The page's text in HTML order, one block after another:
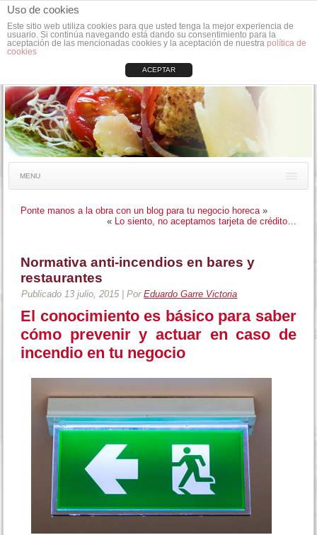
Uso de cookies
Este sitio web utiliza cookies para que usted tenga la mejor experiencia de
usuario. Si continúa navegando está dando su consentimiento para la
aceptación de las mencionadas cookies y la aceptación de nuestra política de
cookies
ACEPTAR
MENU
Ponte manos a la obra con un blog para tu negocio horeca»
« Lo siento, no aceptamos tarjeta de crédito…
Normativa anti-incendios en bares y
restaurantes
Publicado 13 julio, 2015 |Por Eduardo Garre Victoria
El conocimiento es básico para saber
cómo prevenir y actuar en caso de
incendio en tu negocio